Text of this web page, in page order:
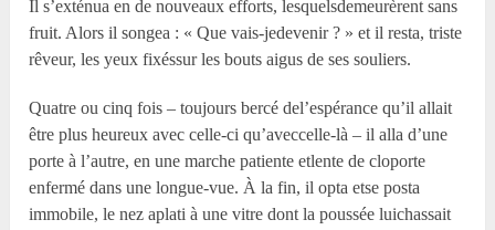
Il s’exténua en de nouveaux efforts, lesquelsdemeurèrent sans
fruit. Alors il songea : « Que vais-jedevenir ? » et il resta, triste
rêveur, les yeux fixéssur les bouts aigus de ses souliers.
Quatre ou cinq fois – toujours bercé del’espérance qu’il allait
être plus heureux avec celle-ci qu’aveccelle-là – il alla d’une
porte à l’autre, en une marche patiente etlente de cloporte
enfermé dans une longue-vue. À la fin, il opta etse posta
immobile, le nez aplati à une vitre dont la poussée luichassait